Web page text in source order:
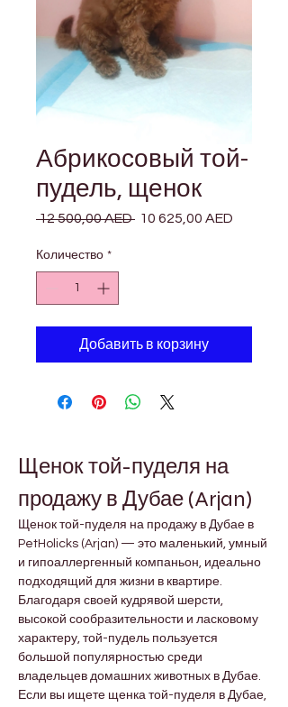
Абрикосовый той-
пудель, щенок
12 500,00 AED Обычная
10 625,00 AED
Количество *
Добавить в корзину
Щенок той-пуделя на
продажу в Дубае (Arjan)
Щенок той-пуделя на продажу в Дубае в
PetHolicks (Arjan) — это маленький, умный
и гипоаллергенный компаньон, идеально
подходящий для жизни в квартире.
Благодаря своей кудрявой шерсти,
высокой сообразительности и ласковому
характеру, той-пудель пользуется
большой популярностью среди
владельцев домашних животных в Дубае.
Если вы ищете щенка той-пуделя в Дубае,